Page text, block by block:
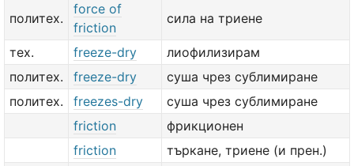
политех.
force of
friction
сила на триене
тех. freeze-dry
лиофилизирам
политех.
freeze-dry
суша чрез сублимиране
политех.
freezes-dry
суша чрез сублимиране
friction
фрикционен
friction
търкане, триене (и прен.)